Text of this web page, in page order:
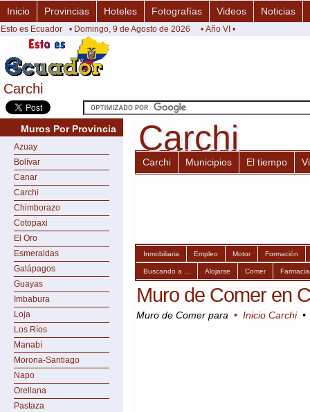
Carchi
Carchi
Inicio Provincias Hoteles Fotografías Videos Noticias
Esto es Ecuador • Domingo, 9 de Agosto de 2026 • Año VI •
Muros Por Provincia
Azuay
Bolívar
Canar
Carchi
Chimborazo
Cotopaxi
El Oro
Esmeraldas
Galápagos
Guayas
Imbabura
Loja
Los Ríos
Manabí
Morona-Santiago
Napo
Orellana
Pastaza
Carchi
Carchi
Carchi Municipios El tiempo
Inmobiliaria Empleo Motor Formación
Buscando a ... Alojarse Comer
Muro de Comer en
Muro de Comer para • Inicio Carchi